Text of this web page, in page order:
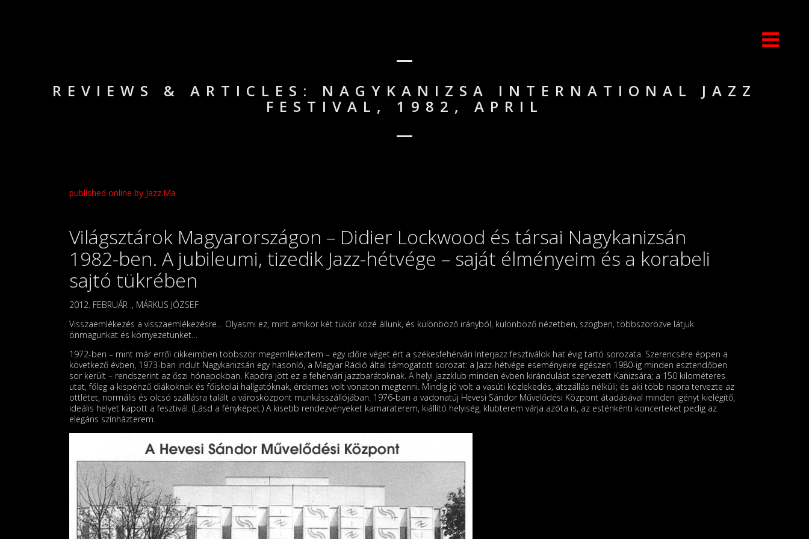
REVIEWS & ARTICLES: NAGYKANIZSA INTERNATIONAL JAZZ
FESTIVAL, 1982, APRIL
published online by Jazz.Ma
Világsztárok Magyarországon – Didier Lockwood és társai Nagykanizsán
1982-ben. A jubileumi, tizedik Jazz-hétvége – saját élményeim és a korabeli
sajtó tükrében
2012. FEBRUÁR ., MÁRKUS JÓZSEF
Visszaemlékezés a visszaemlékezésre… Olyasmi ez, mint amikor két tükör közé állunk, és különböző irányból, különböző nézetben, szögben, többszörözve látjuk
önmagunkat és környezetünket…
1972-ben – mint már erről cikkeimben többször megemlékeztem – egy időre véget ért a székesfehérvári Interjazz fesztiválok hat évig tartó sorozata. Szerencsére éppen a
következő évben, 1973-ban indult Nagykanizsán egy hasonló, a Magyar Rádió által támogatott sorozat: a Jazz-hétvége eseményeire egészen 1980-ig minden esztendőben
sor került – rendszerint az őszi hónapokban. Kapóra jött ez a fehérvári jazzbarátoknak. A helyi jazzklub minden évben kirándulást szervezett Kanizsára; a 150 kilométeres
utat, főleg a kispénzű diákoknak és főiskolai hallgatóknak, érdemes volt vonaton megtenni. Mindig jó volt a vasúti közlekedés, átszállás nélküli; és aki több napra tervezte az
ottlétet, normális és olcsó szállásra talált a városközpont munkásszállójában. 1976-ban a vadonatúj Hevesi Sándor Művelődési Központ átadásával minden igényt kielégítő,
ideális helyet kapott a fesztivál. (Lásd a fényképet.) A kisebb rendezvényeket kamaraterem, kiállító helyiség, klubterem várja azóta is, az esténkénti koncerteket pedig az
elegáns színházterem.